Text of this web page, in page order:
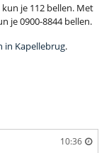
je 112 bellen. Met
je 0900-8844 bellen.
in Kapellebrug.
10:36